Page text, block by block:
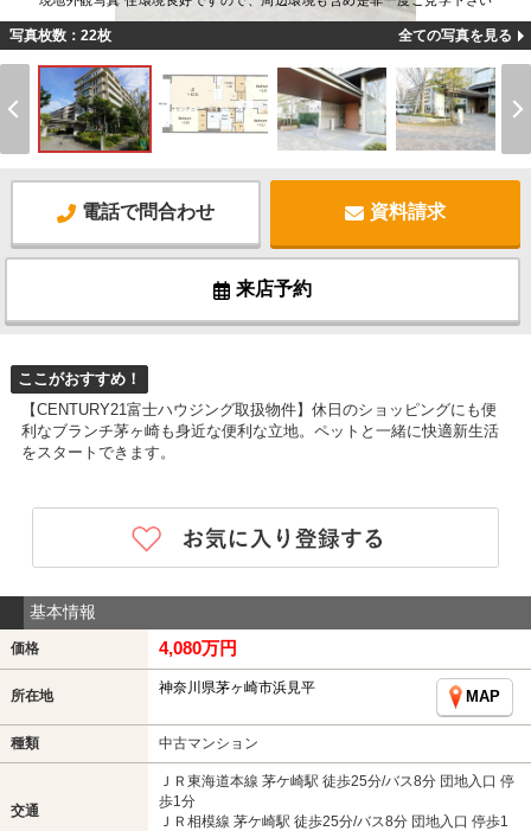
写真枚数：22枚 全ての写真を見る
電話で問合わせ 資料請求
来店予約
ここがおすすめ！
【CENTURY21富士ハウジング取扱物件】休日のショッピングにも便
利なブランチ茅ヶ崎も身近な便利な立地。ペットと一緒に快適新生活
をスタートできます。
基本情報
価格 4,080万円
所在地 神奈川県茅ヶ崎市浜見平
MAP
種類 中古マンション
交通
ＪＲ東海道本線 茅ケ崎駅 徒歩25分/バス8分 団地入口 停
歩1分
ＪＲ相模線 茅ケ崎駅 徒歩25分/バス8分 団地入口 停歩1